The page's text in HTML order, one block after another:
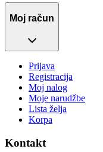
Moj račun
Prijava
Registracija
Moj nalog
Moje narudžbe
Lista želja
Korpa
Kontakt